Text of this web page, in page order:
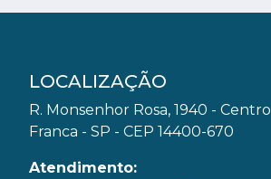
LOCALIZAÇÃO
R. Monsenhor Rosa, 1940 - Centro
Franca - SP - CEP 14400-670
Atendimento: